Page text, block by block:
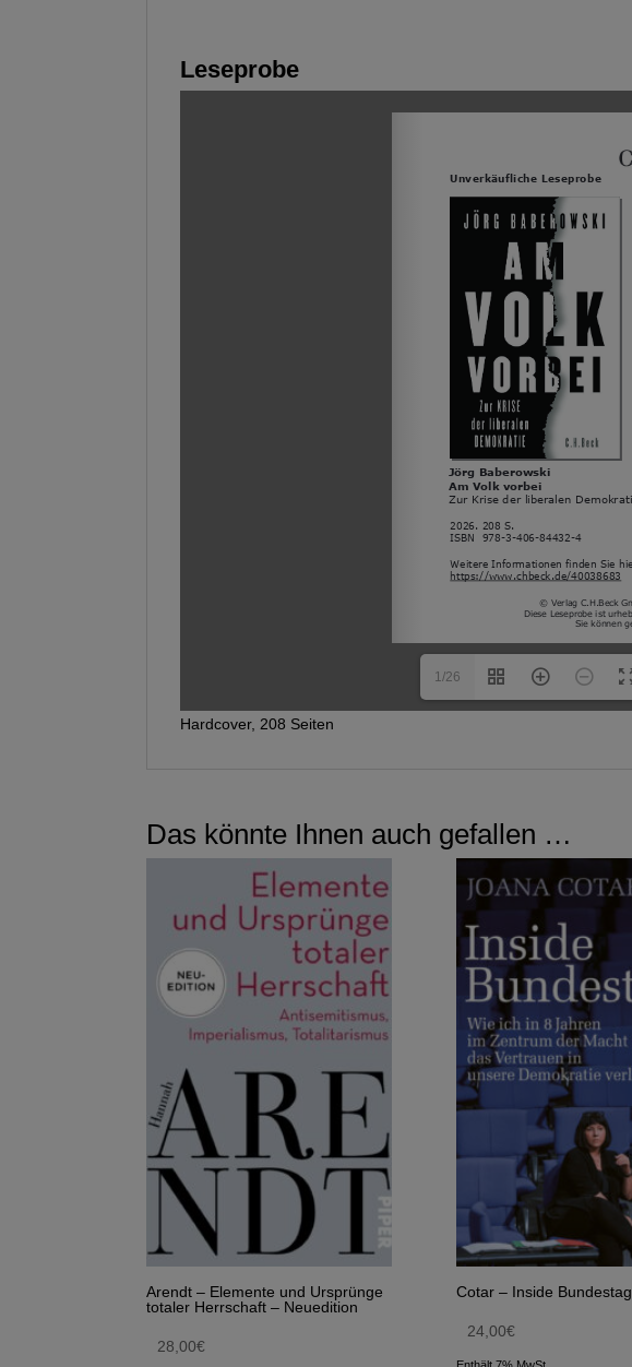
Leseprobe
1/26
Hardcover, 208 Seiten
Das könnte Ihnen auch gefallen …
Arendt – Elemente und Ursprünge
totaler Herrschaft – Neuedition
28,00€
Cotar – Inside Bundestag
24,00€